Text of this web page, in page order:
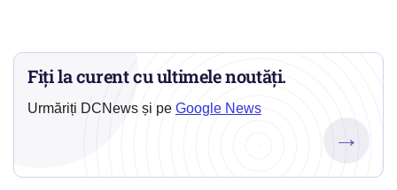
Fiți la curent cu ultimele noutăți.
Urmăriți DCNews și pe Google News
→